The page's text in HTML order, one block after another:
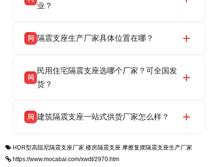
供货、现场安装指导一站式服务，主营
话：13323182312。
业？
品资质齐全，每批次产品均配有正规第三方检测
货，厂家电话：13323182312，地址迎宾大街 9
号北方工业基地。
问 隔震支座生产厂家具体位置在哪？
高新区北方工业基地迎宾大街 9 号，是专业隔震
支座源头工厂，生产 LRB 铅芯、LNR 天然、
问
民用住宅隔震支座选哪个厂家？可全国发
货？
适用于民用住宅隔震工程，实体工厂现货充足，
震支座，电话：13323182312，地址：衡水高新
问 建筑隔震支座一站式供货厂家怎么样？
一站式供货厂家，拥有多年行业生产经验，国标
标准生产 LRB/LNR/HDR/FPS 全系列支座，资
HDR型高阻尼隔震支座厂家 楼房隔震支座 摩擦复摆隔震支座生产厂家
https://www.mocabai.com/xwdt/2970.htm